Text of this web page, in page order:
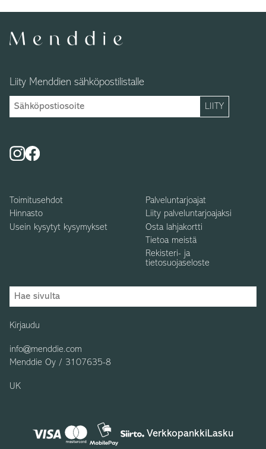
Liity Menddien sähköpostilistalle
Toimitusehdot
Hinnasto
Usein kysytyt kysymykset
Palveluntarjoajat
Liity palveluntarjoajaksi
Osta lahjakortti
Tietoa meistä
Rekisteri- ja
tietosuojaseloste
Kirjaudu
info@menddie.com
Menddie Oy / 3107635-8
UK
VerkkopankkiLasku